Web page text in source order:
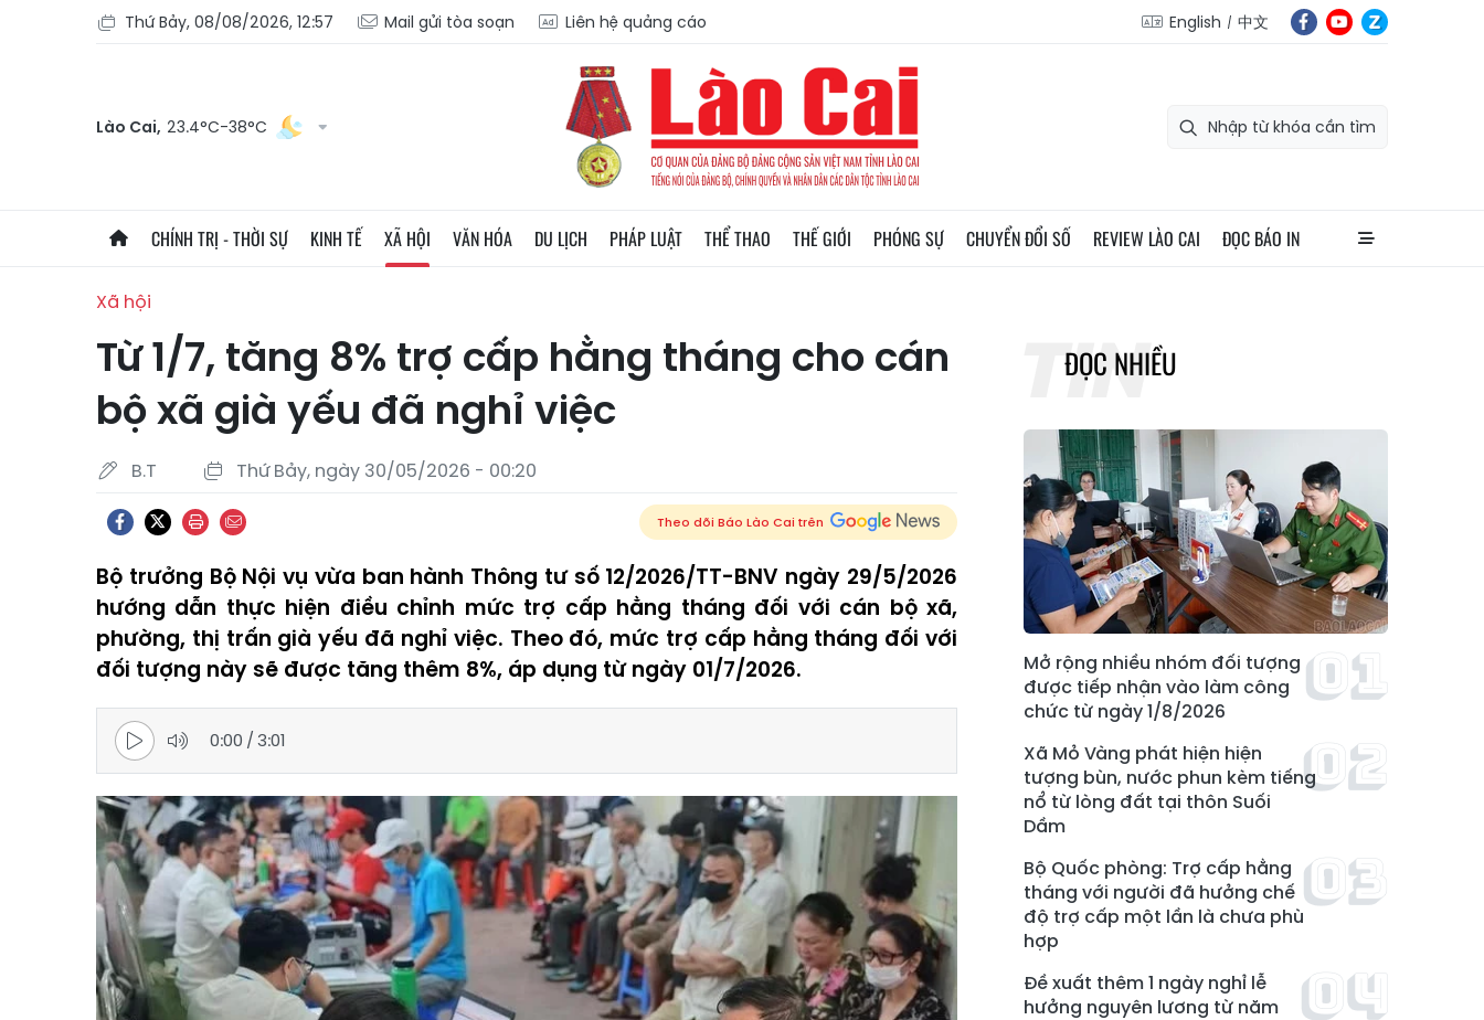
Thứ Bảy, 08/08/2026, 12:57 Mail gửi tòa soạn Liên hệ quảng cáo English 中文
Lào Cai, 23.4°C-38°C
CHÍNH TRỊ - THỜI SỰ KINH TẾ XÃ HỘI VĂN HÓA DU LỊCH PHÁP LUẬT THỂ THAO THẾ GIỚI PHÓNG SỰ CHUYỂN ĐỔI SỐ REVIEW LÀO CAI ĐỌC BÁO IN
Xã hội
Từ 1/7, tăng 8% trợ cấp hằng tháng cho cán
bộ xã già yếu đã nghỉ việc
B.T Thứ Bảy, ngày 30/05/2026 - 00:20
Theo dõi Báo Lào Cai trên
Bộ trưởng Bộ Nội vụ vừa ban hành Thông tư số 12/2026/TT-BNV ngày 29/5/2026
hướng dẫn thực hiện điều chỉnh mức trợ cấp hằng tháng đối với cán bộ xã,
phường, thị trấn già yếu đã nghỉ việc. Theo đó, mức trợ cấp hằng tháng đối với
đối tượng này sẽ được tăng thêm 8%, áp dụng từ ngày 01/7/2026.
0:00 /3:01
ĐỌC NHIỀU
Mở rộng nhiều nhóm đối tượng
được tiếp nhận vào làm công
chức từ ngày 1/8/2026
Xã Mỏ Vàng phát hiện hiện
tượng bùn, nước phun kèm tiếng
nổ từ lòng đất tại thôn Suối
Dầm
Bộ Quốc phòng: Trợ cấp hằng
tháng với người đã hưởng chế
độ trợ cấp một lần là chưa phù
hợp
Đề xuất thêm 1 ngày nghỉ lễ
hưởng nguyên lương từ năm